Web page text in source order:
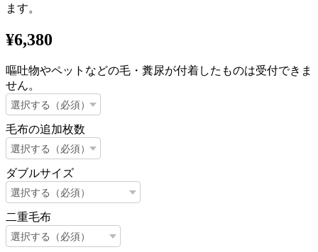
ます。
¥6,380
嘔吐物やペットなどの毛・糞尿が付着したものは受付できま
せん。
毛布の追加枚数
ダブルサイズ
二重毛布